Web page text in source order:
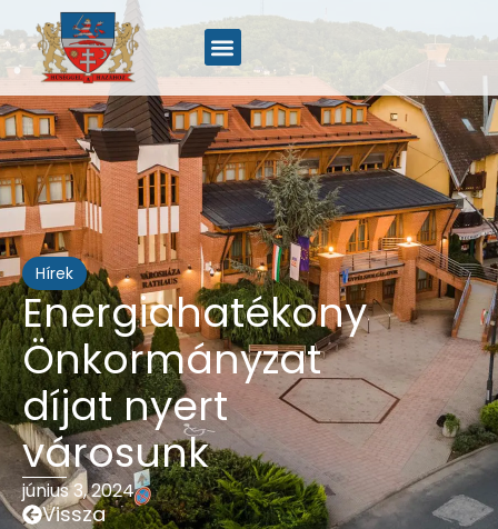
Hírek
Energiahatékony
Önkormányzat
díjat nyert
városunk
június 3, 2024
Vissza